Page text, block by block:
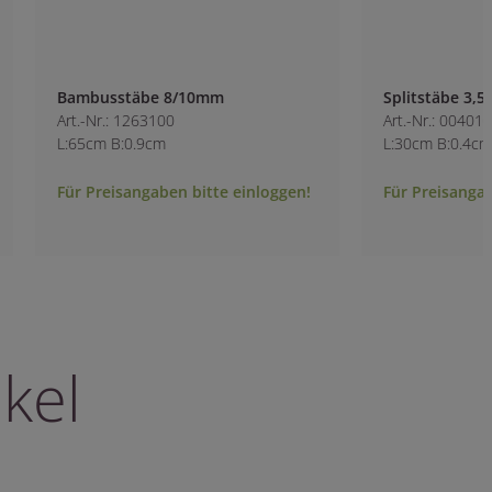
Bambusstäbe 8/10mm
Art.-Nr.: 1263100
L:65cm B:0.9cm
Für Preisangaben bitte einloggen!
Splitstäbe 3,5/
Art.-Nr.: 0040100
L:30cm B:0.4cm
Für